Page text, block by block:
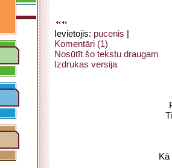
Ievietojis: pucenis |
Komentāri (1)
Nosūtīt šo tekstu draugam
Izdrukas versija
Kā